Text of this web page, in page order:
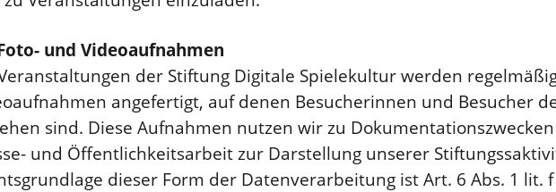
und Videoaufnahmen
der Stiftung Digitale Spielekultur werden
angefertigt, auf denen Besucherinnen und Besucher
sind. Diese Aufnahmen nutzen wir zu
und Öffentlichkeitsarbeit zur Darstellung unserer
dieser Form der Datenverarbeitung ist Art. 6 Abs. 1 lit. f